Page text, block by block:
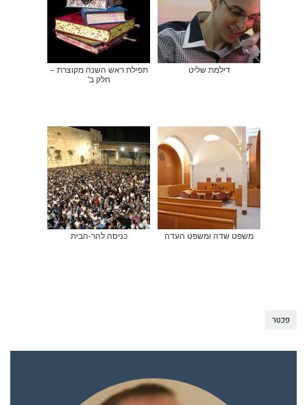
דילמת שליט
תפילת ראש השנה מקוצרת –
חלק ב'
משפט שדה ומשפט העדה כניסה להר-הבית
פכטר